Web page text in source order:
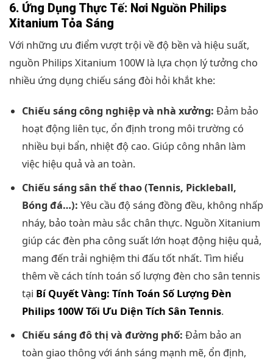
6. Ứng Dụng Thực Tế: Nơi Nguồn Philips
Xitanium Tỏa Sáng
Với những ưu điểm vượt trội về độ bền và hiệu suất,
nguồn Philips Xitanium 100W là lựa chọn lý tưởng cho
nhiều ứng dụng chiếu sáng đòi hỏi khắt khe:
Chiếu sáng công nghiệp và nhà xưởng: Đảm bảo
hoạt động liên tục, ổn định trong môi trường có
nhiều bụi bẩn, nhiệt độ cao. Giúp công nhân làm
việc hiệu quả và an toàn.
Chiếu sáng sân thể thao (Tennis, Pickleball,
Bóng đá…): Yêu cầu độ sáng đồng đều, không nhấp
nháy, bảo toàn màu sắc chân thực. Nguồn Xitanium
giúp các đèn pha công suất lớn hoạt động hiệu quả,
mang đến trải nghiệm thi đấu tốt nhất. Tìm hiểu
thêm về cách tính toán số lượng đèn cho sân tennis
tại Bí Quyết Vàng: Tính Toán Số Lượng Đèn
Philips 100W Tối Ưu Diện Tích Sân Tennis.
Chiếu sáng đô thị và đường phố: Đảm bảo an
toàn giao thông với ánh sáng mạnh mẽ, ổn định,